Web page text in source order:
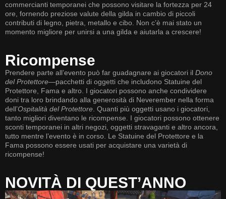
commercianti temporanei che possono visitare la fortezza per 24
ore, fornendo preziose valute della gilda in cambio di piccoli
contributi di legno, pietra, metallo e cibo. Non c’è mai stato un
momento migliore per unirsi a una gilda e aiutarla a crescere!
Ricompense
Prendere parte all’evento può far guadagnare ai giocatori il Dono
del Protettore—pacchetti di oggetti che includono Statuine del
Protettore, Fama e altro. I giocatori possono anche condividere
doni tra loro brindando alla generosità di Neverember nella forma
dell’Ospitalità del Protettore . Quanti più oggetti usano i giocatori,
tanto migliori diventano le ricompense. I giocatori possono ottenere
sconti temporanei in altri negozi, oggetti stravaganti e altro ancora,
tutto mentre l’evento è in corso. Le Statuine del Protettore e la
Fama possono essere usati per acquistare una varietà di
ricompense!
NOVITÀ DI QUEST’ANNO